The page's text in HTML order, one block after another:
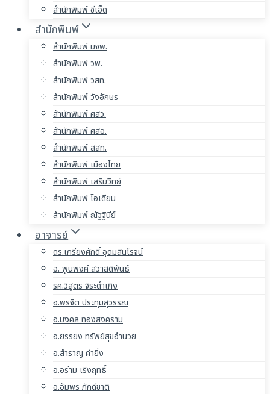
สำนักพิมพ์ ซีเอ็ด
สำนักพิมพ์
สำนักพิมพ์ มจพ.
สำนักพิมพ์ วพ.
สำนักพิมพ์ วสท.
สำนักพิมพ์ วังอักษร
สำนักพิมพ์ ศสว.
สำนักพิมพ์ ศสอ.
สำนักพิมพ์ สสท.
สำนักพิมพ์ เมืองไทย
สำนักพิมพ์ เสริมวิทย์
สำนักพิมพ์ โอเดียน
สำนักพิมพ์ ณัฐฐินีย์
อาจารย์
ดร.เกรียงศักดิ์ อุดมสินโรจน์
อ. พูนพงศ์ สวาสดิพันธ์
รศ.วิสูตร จิระดำเกิง
อ.พรจิต ประทุมสุวรรณ
อ.มงคล ทองสงคราม
อ.ยรรยง ทรัพย์สุขอำนวย
อ.สำราญ คำยิ่ง
อ.อร่าม เริงฤทธิ์
อ.อัมพร ภักดีชาติ